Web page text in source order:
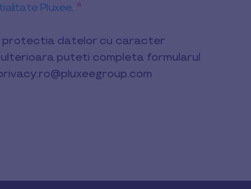
Pluxee. *
protectia datelor cu caracter
puteti completa formularul